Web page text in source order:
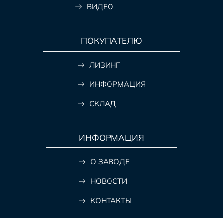
ВИДЕО
ПОКУПАТЕЛЮ
ЛИЗИНГ
ИНФОРМАЦИЯ
СКЛАД
ИНФОРМАЦИЯ
О ЗАВОДЕ
НОВОСТИ
КОНТАКТЫ